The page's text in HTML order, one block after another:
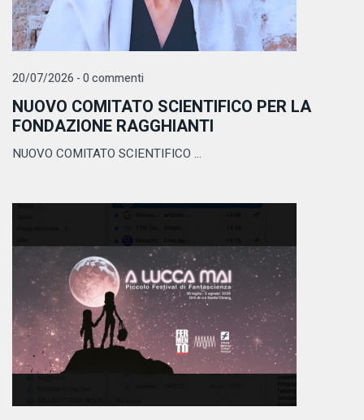
20/07/2026 - 0 commenti
NUOVO COMITATO SCIENTIFICO PER LA
FONDAZIONE RAGGHIANTI
NUOVO COMITATO SCIENTIFICO ...